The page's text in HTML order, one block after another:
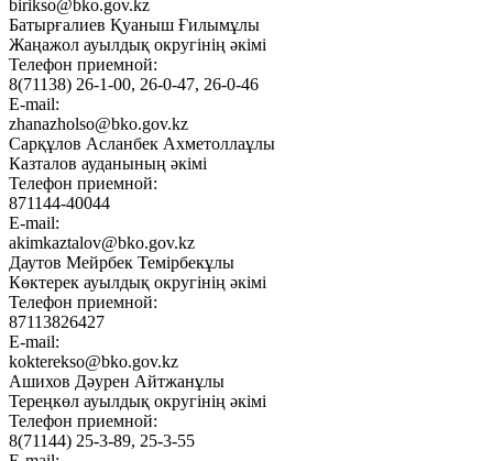
birikso@bko.gov.kz
Батырғалиев Қуаныш Ғилымұлы
Жаңажол ауылдық округінің әкімі
Телефон приемной:
8(71138) 26-1-00, 26-0-47, 26-0-46
E-mail:
zhanazholso@bko.gov.kz
Сарқұлов Асланбек Ахметоллаұлы
Казталов ауданының әкімі
Телефон приемной:
871144-40044
E-mail:
akimkaztalov@bko.gov.kz
Даутов Мейрбек Темірбекұлы
Көктерек ауылдық округінің әкімі
Телефон приемной:
87113826427
E-mail:
kokterekso@bko.gov.kz
Ашихов Дәурен Айтжанұлы
Тереңкөл ауылдық округінің әкімі
Телефон приемной:
8(71144) 25-3-89, 25-3-55